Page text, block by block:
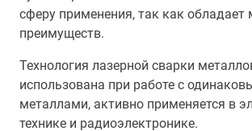
сферу применения, так как
преимуществ.
Технология лазерной сварки
использована при работе с
металлами, активно применяется в
технике и радиоэлектронике.